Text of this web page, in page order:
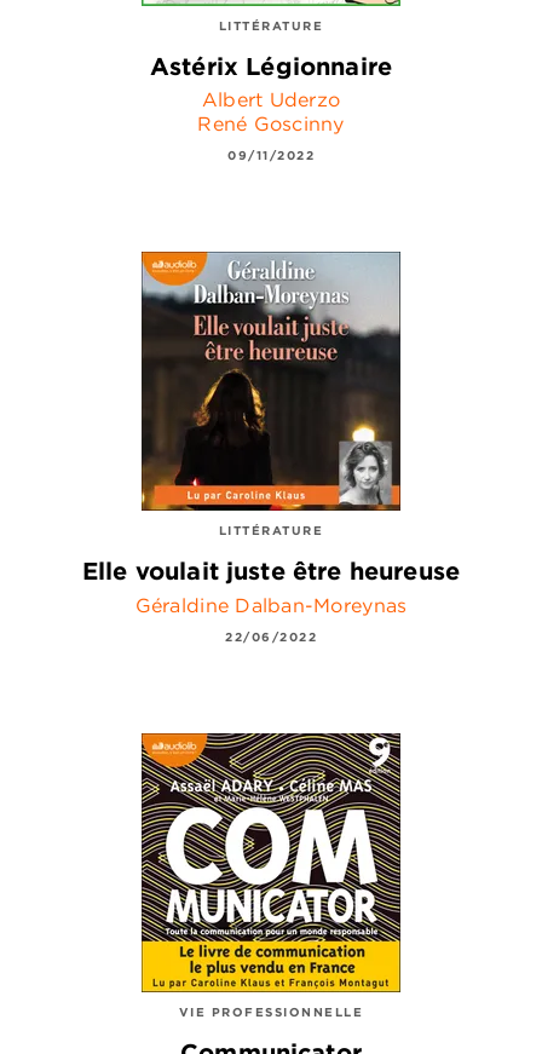
LITTÉRATURE
Astérix Légionnaire
Albert Uderzo
René Goscinny
09/11/2022
LITTÉRATURE
Elle voulait juste être heureuse
Géraldine Dalban-Moreynas
22/06/2022
VIE PROFESSIONNELLE